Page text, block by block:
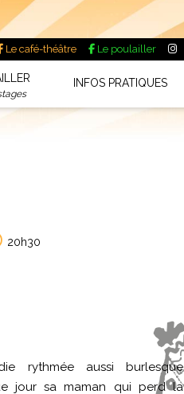
Le café-théâtre Le poulailler
INFOS PRATIQUES
20h30
rythmée aussi burlesque
jour sa maman qui perd la